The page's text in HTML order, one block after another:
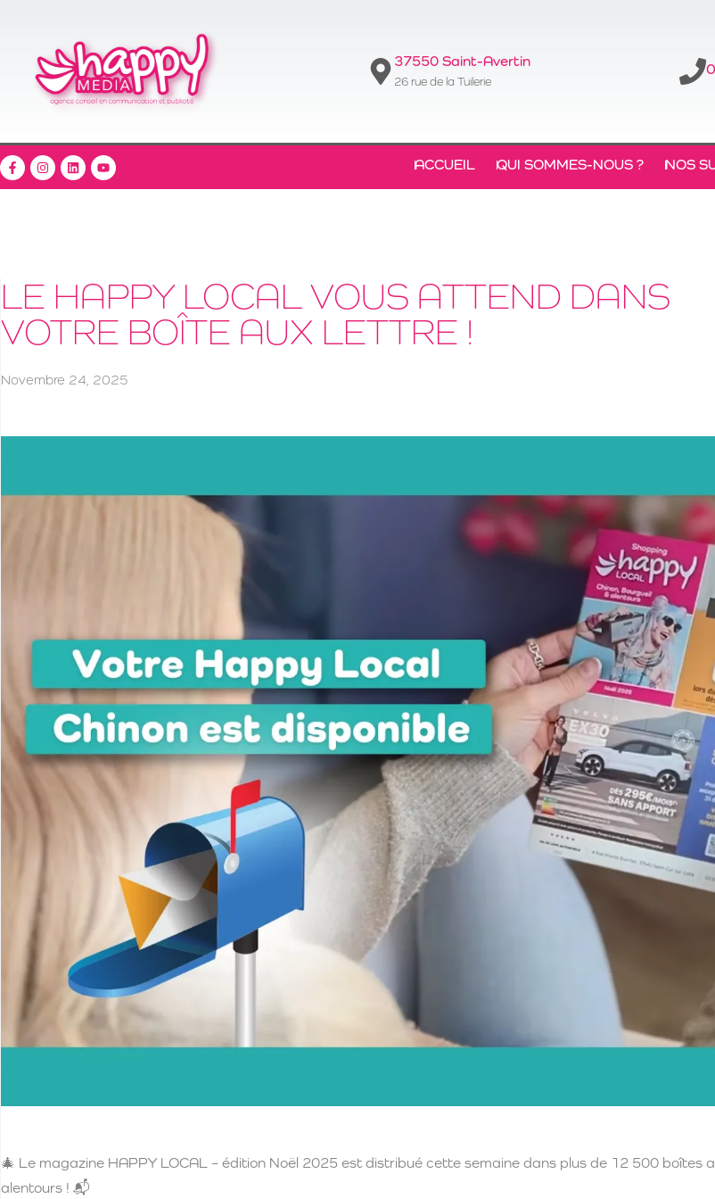
37550 Saint-Avertin
26 rue de la Tuilerie
ACCUEIL QUI SOMMES-NOUS ? NOS
LE HAPPY LOCAL VOUS ATTEND DANS
VOTRE BOÎTE AUX LETTRE !
Novembre 24, 2025
🎄 Le magazine HAPPY LOCAL – édition Noël 2025 est distribué cette semaine dans plus de 12 500 boîtes
alentours ! 📬